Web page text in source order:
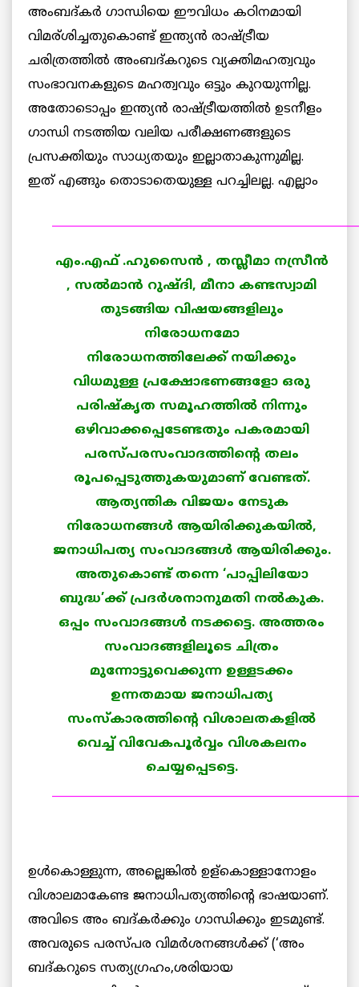
അംബദ്കര്‍ ഗാന്ധിയെ ഈവിധം കഠിനമായി
വിമര്ശിച്ചതുകൊണ്ട്‌ ഇന്ത്യന്‍ രാഷ്ട്രീയ
ചരിത്രത്തില്‍ അംബദ്കറുടെ വ്യക്തിമഹത്വവും
സംഭാവനകളുടെ മഹത്വവും ഒട്ടും കുറയുന്നില്ല.
അതോടൊപ്പം ഇന്ത്യന്‍ രാഷ്ട്രീയത്തില്‍ ഉടനീളം
ഗാന്ധി നടത്തിയ വലിയ പരീക്ഷണങ്ങളുടെ
പ്രസക്തിയും സാധ്യതയും ഇല്ലാതാകുന്നുമില്ല.
ഇത് എങ്ങും തൊടാതെയുള്ള പറച്ചിലല്ല. എല്ലാം
എം.എഫ് .ഹുസൈന്‍ , തസ്ലീമാ നസ്രീന്‍
, സല്‍മാന്‍ റുഷ്ദി, മീനാ കണ്ടസ്വാമി
തുടങ്ങിയ വിഷയങ്ങളിലും
നിരോധനമോ
നിരോധനത്തിലേക്ക് നയിക്കും
വിധമുള്ള പ്രക്ഷോഭണങ്ങളോ ഒരു
പരിഷ്കൃത സമൂഹത്തില്‍ നിന്നും
ഒഴിവാക്കപ്പെടേണ്ടതും പകരമായി
പരസ്പരസംവാദത്തിന്റെ തലം
രൂപപ്പെടുത്തുകയുമാണ് വേണ്ടത്.
ആത്യന്തിക വിജയം നേടുക
നിരോധനങ്ങള്‍ ആയിരിക്കുകയില്‍,
ജനാധിപത്യ സംവാദങ്ങള്‍ ആയിരിക്കും.
അതുകൊണ്ട് തന്നെ ‘പാപ്പിലിയോ
ബുദ്ധ’ക്ക് പ്രദര്‍ശനാനുമതി നല്‍കുക.
ഒപ്പം സംവാദങ്ങള്‍ നടക്കട്ടെ. അത്തരം
സംവാദങ്ങളിലൂടെ ചിത്രം
മുന്നോട്ടുവെക്കുന്ന ഉള്ളടക്കം
ഉന്നതമായ ജനാധിപത്യ
സംസ്കാരത്തിന്റെ വിശാലതകളില്‍
വെച്ച് വിവേകപൂര്‍വ്വം വിശകലനം
ചെയ്യപ്പെടട്ടെ.
ഉള്‍കൊള്ളുന്ന, അല്ലെങ്കില്‍ ഉള്കൊള്ളാനോളം
വിശാലമാകേണ്ട ജനാധിപത്യത്തിന്റെ ഭാഷയാണ്‌.
അവിടെ അം ബദ്കര്‍ക്കും ഗാന്ധിക്കും ഇടമുണ്ട്.
അവരുടെ പരസ്പര വിമര്‍ശനങ്ങള്‍ക്ക് (‘അം
ബദ്കറുടെ സത്യഗ്രഹം,ശരിയായ